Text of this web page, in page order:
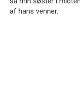
af hans venner.